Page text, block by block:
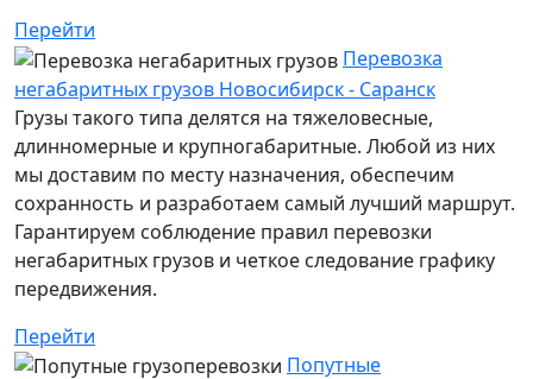
Перейти
Перевозка
негабаритных грузов Новосибирск - Саранск
Грузы такого типа делятся на тяжеловесные,
длинномерные и крупногабаритные. Любой из них
мы доставим по месту назначения, обеспечим
сохранность и разработаем самый лучший маршрут.
Гарантируем соблюдение правил перевозки
негабаритных грузов и четкое следование графику
передвижения.
Перейти
Попутные